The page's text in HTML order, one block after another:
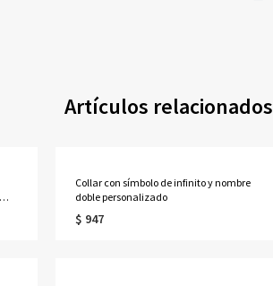
Artículos relacionados
Collar con símbolo de infinito y nombre
doble personalizado
$ 947